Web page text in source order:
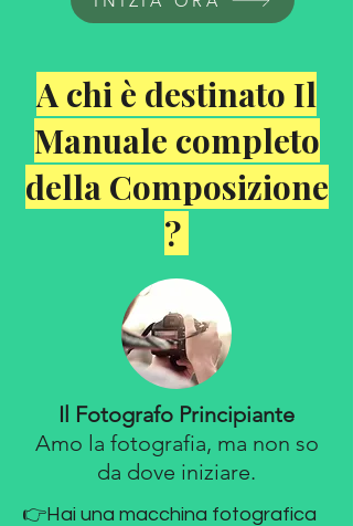
A chi è destinato Il
Manuale completo
della Composizione
?
Il Fotografo Principiante
Amo la fotografia, ma non so
da dove iniziare.
👉Hai una macchina fotografica